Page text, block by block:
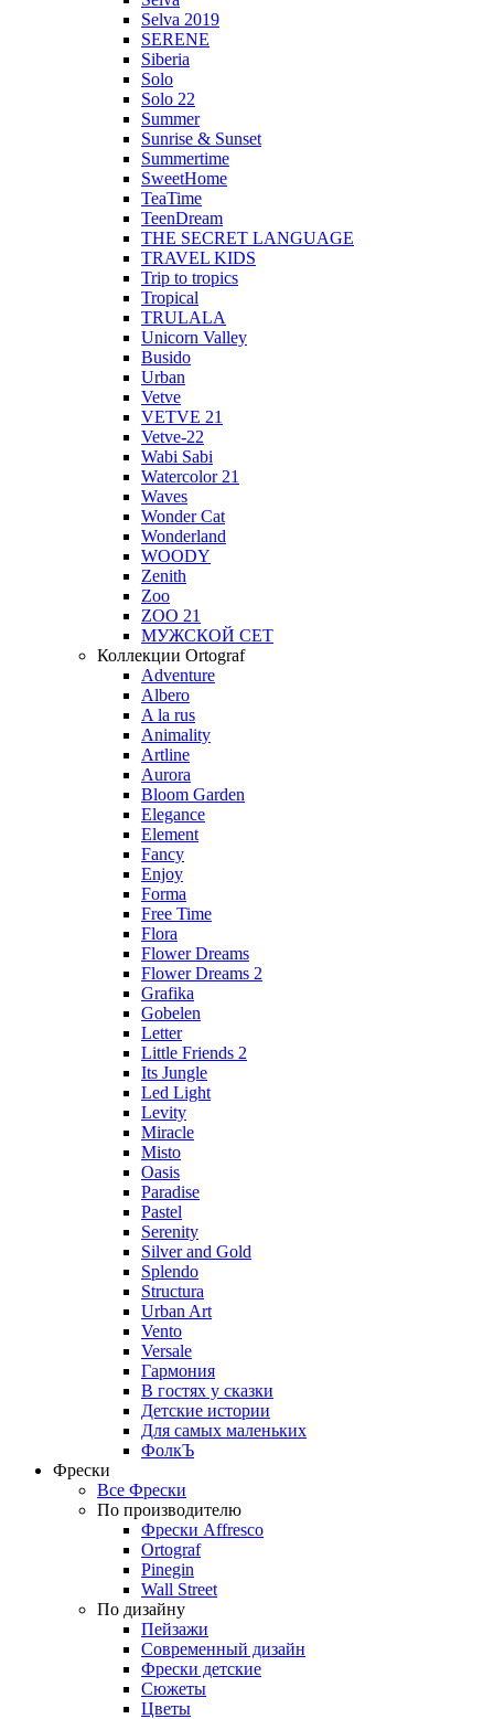
Selva 2019
SERENE
Siberia
Solo
Solo 22
Summer
Sunrise & Sunset
Summertime
SweetHome
TeaTime
TeenDream
THE SECRET LANGUAGE
TRAVEL KIDS
Trip to tropics
Tropical
TRULALA
Unicorn Valley
Busido
Urban
Vetve
VETVE 21
Vetve-22
Wabi Sabi
Watercolor 21
Waves
Wonder Cat
Wonderland
WOODY
Zenith
Zoo
ZOO 21
МУЖСКОЙ СЕТ
Коллекции Ortograf
Adventure
Albero
A la rus
Animality
Artline
Aurora
Bloom Garden
Elegance
Element
Fancy
Enjoy
Forma
Free Time
Flora
Flower Dreams
Flower Dreams 2
Grafika
Gobelen
Letter
Little Friends 2
Its Jungle
Led Light
Levity
Miracle
Misto
Oasis
Paradise
Pastel
Serenity
Silver and Gold
Splendo
Structura
Urban Art
Vento
Versale
Гармония
В гостях у сказки
Детские истории
Для самых маленьких
ФолкЪ
Фрески
Все Фрески
По производителю
Фрески Affresco
Ortograf
Pinegin
Wall Street
По дизайну
Пейзажи
Современный дизайн
Фрески детские
Сюжеты
Цветы